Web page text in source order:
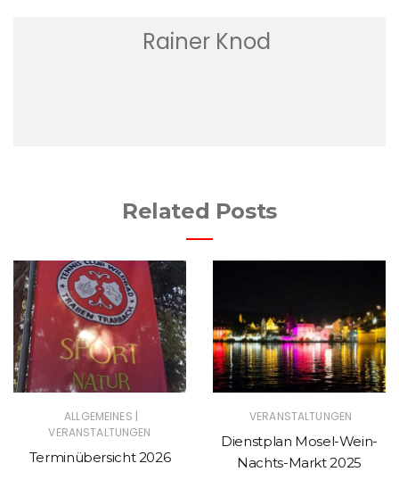
Rainer Knod
Related Posts
ALLGEMEINES |
VERANSTALTUNGEN
Terminübersicht 2026
VERANSTALTUNGEN
Dienstplan Mosel-Wein-
Nachts-Markt 2025